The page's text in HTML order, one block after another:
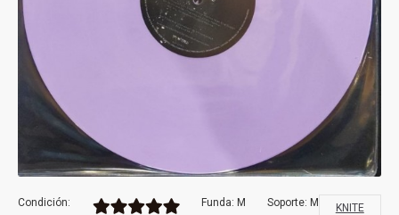
Condición: Funda: M Soporte: M
KNITE